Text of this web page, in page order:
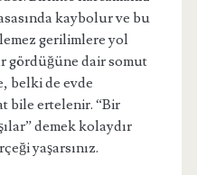
kaybolur ve bu
gerilimlere yol
gördüğüne dair somut
belki de evde
bile ertelenir. “Bir
demek kolaydır
yaşarsınız.